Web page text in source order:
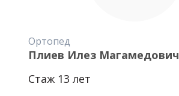
Ортопед
Плиев Илез Магамедович
Стаж 13 лет